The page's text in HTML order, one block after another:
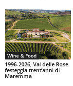
Wine & Food
1996-2026, Val delle Rose
festeggia trent’anni di
Maremma